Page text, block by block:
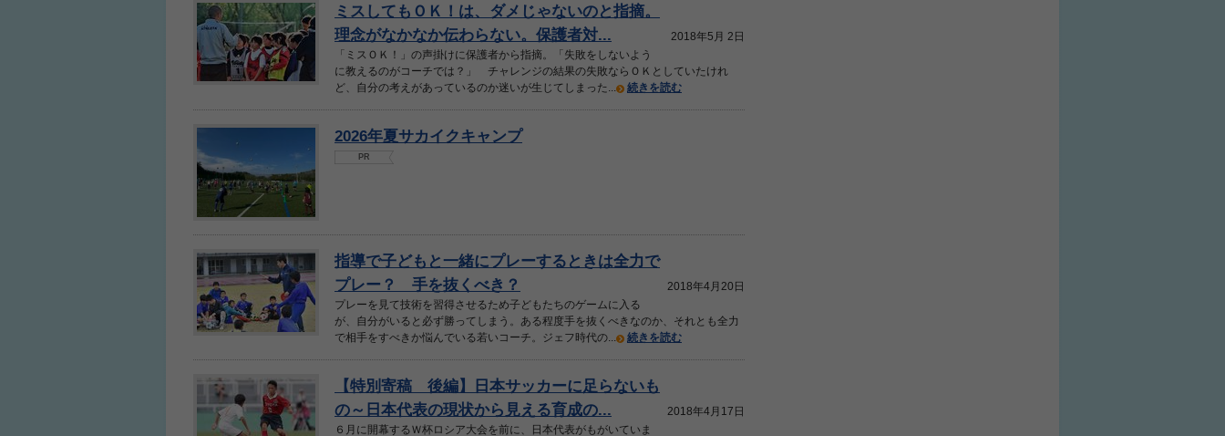
ミスしてもＯＫ！は、ダメじゃないのと指摘。
理念がなかなか伝わらない。保護者対...
2018年5月 2日
「ミスＯＫ！」の声掛けに保護者から指摘。「失敗をしないよう
に教えるのがコーチでは？」 チャレンジの結果の失敗ならＯＫとしていたけれ
ど、自分の考えがあっているのか迷いが生じてしまった...
続きを読む
2026年夏サカイクキャンプ
PR
指導で子どもと一緒にプレーするときは全力で
プレー？ 手を抜くべき？
2018年4月20日
プレーを見て技術を習得させるため子どもたちのゲームに入る
が、自分がいると必ず勝ってしまう。ある程度手を抜くべきなのか、それとも全力
で相手をすべきか悩んでいる若いコーチ。ジェフ時代の...
続きを読む
【特別寄稿 後編】日本サッカーに足らないも
の～日本代表の現状から見える育成の...
2018年4月17日
６月に開幕するＷ杯ロシア大会を前に、日本代表がもがいていま